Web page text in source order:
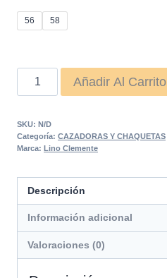
56 58
Cazadora
Huelva
Añadir Al Carrito
SKU: N/D
Categoría: CAZADORAS Y CHAQUETAS
Marca: Lino Clemente
Descripción
Información adicional
Valoraciones (0)